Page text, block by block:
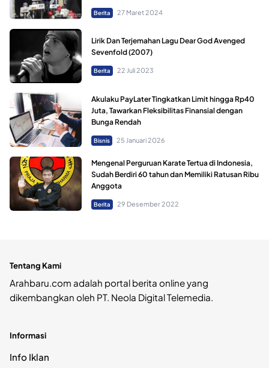
Berita 27 Maret 2024
Lirik Dan Terjemahan Lagu Dear God Avenged
Sevenfold (2007)
Berita 22 Juli 2023
Akulaku PayLater Tingkatkan Limit hingga Rp40
Juta, Tawarkan Fleksibilitas Finansial dengan
Bunga Rendah
Bisnis 25 Januari 2026
Mengenal Perguruan Karate Tertua di Indonesia,
Sudah Berdiri 60 tahun dan Memiliki Ratusan Ribu
Anggota
Berita 29 Desember 2022
Tentang Kami
Arahbaru.com adalah portal berita online yang
dikembangkan oleh PT. Neola Digital Telemedia.
Informasi
Info Iklan